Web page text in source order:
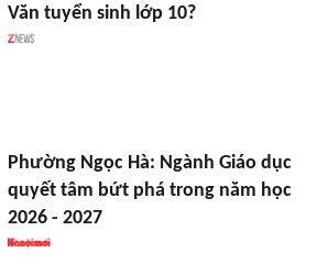
Văn tuyển sinh lớp 10?
Phường Ngọc Hà: Ngành Giáo dục
quyết tâm bứt phá trong năm học
2026 - 2027